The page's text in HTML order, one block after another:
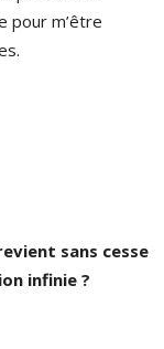
pour m’être
sans cesse
infinie ?